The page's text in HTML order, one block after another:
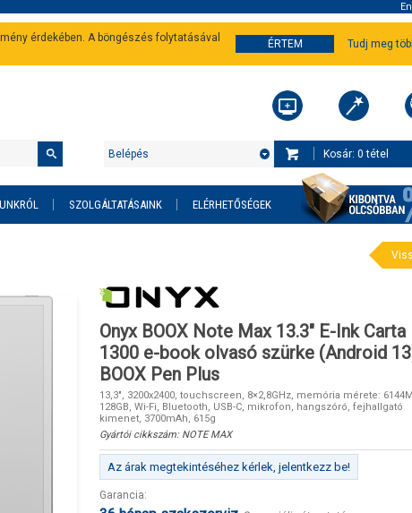
érdekében. A böngészés folytatásával
ÉRTEM Tudj meg
Kosár: 0 tétel
Belépés
SZOLGÁLTATÁSAINK ELÉRHETŐSÉGEK
Onyx BOOX Note Max 13.3" E-Ink Carta
1300 e-book olvasó szürke (Android
BOOX Pen Plus
13,3", 3200x2400, touchscreen, 8×2,8GHz, memória mérete:
128GB, Wi-Fi, Bluetooth, USB-C, mikrofon, hangszóró, fejhallgató
kimenet, 3700mAh, 615g
Gyártói cikkszám: NOTE MAX
Az árak megtekintéséhez kérlek, jelentkezz be!
Garancia: